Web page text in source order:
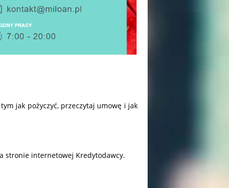
jak pożyczyć, przeczytaj umowę i jak
stronie internetowej Kredytodawcy.